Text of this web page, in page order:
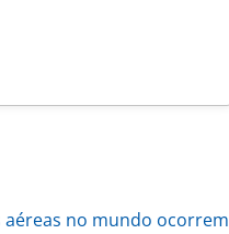
aéreas no mundo ocorrem